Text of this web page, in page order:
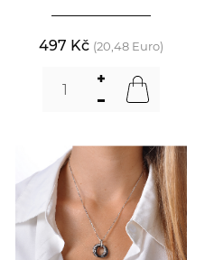
497 Kč (20,48 Euro)